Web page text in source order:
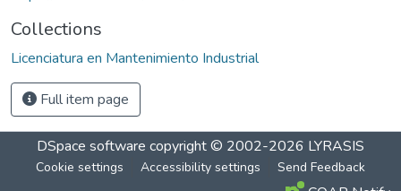
Collections
Licenciatura en Mantenimiento Industrial
Full item page
DSpace software copyright © 2002-2026 LYRASIS
Cookie settings Accessibility settings Send Feedback